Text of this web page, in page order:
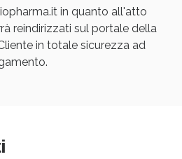
in quanto all'atto
reindirizzati sul portale della
in totale sicurezza ad